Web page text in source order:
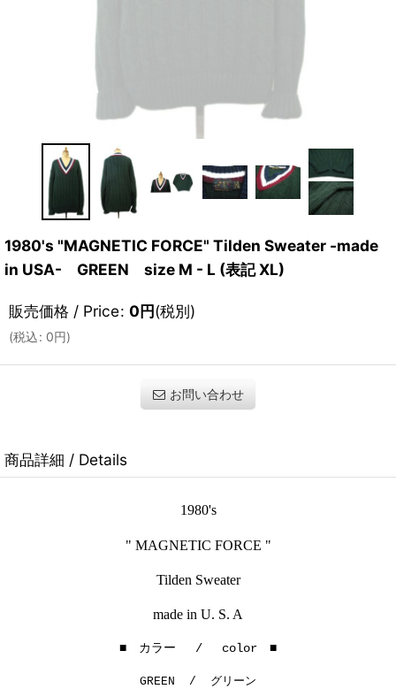
1980's "MAGNETIC FORCE" Tilden Sweater -made
in USA- GREEN size M - L (表記 XL)
販売価格 / Price: 0円(税別)
(税込: 0円)
お問い合わせ
商品詳細 / Details
1980's
" MAGNETIC FORCE "
Tilden Sweater
made in U. S. A
■ カラー / color ■
GREEN / グリーン